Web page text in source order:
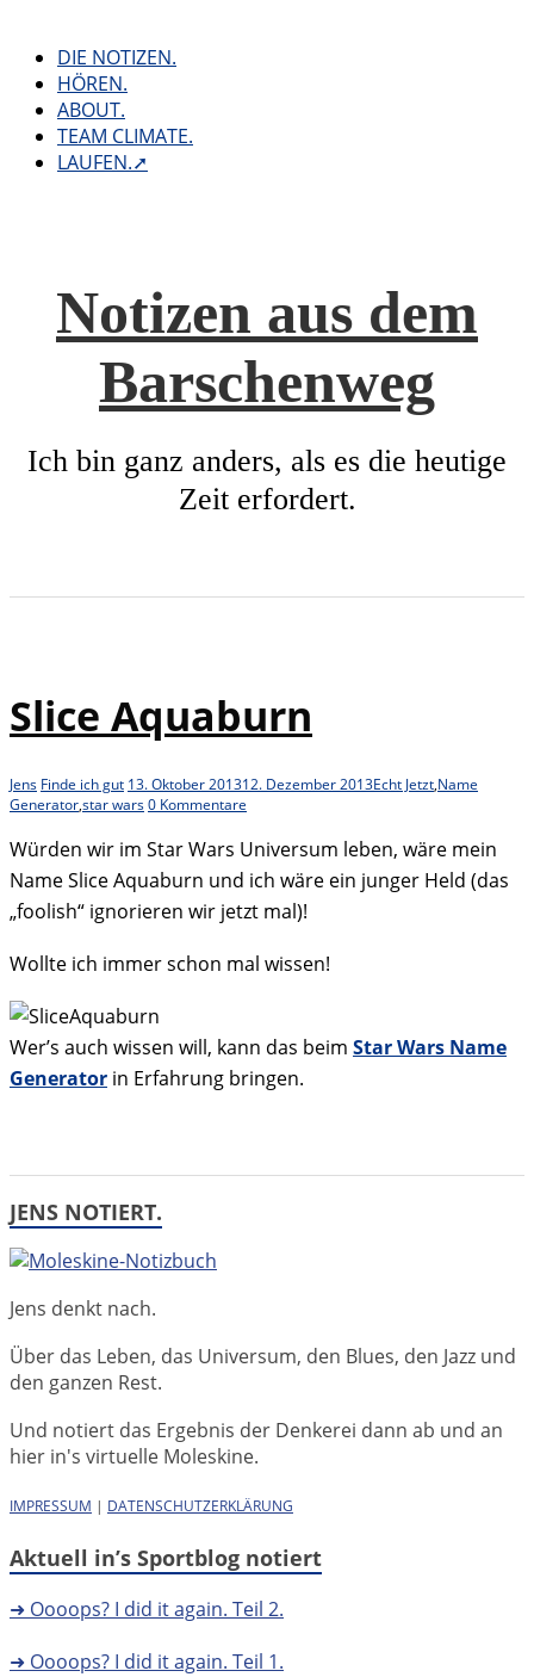
contentDIE NOTIZEN.
HÖREN.
ABOUT.
TEAM CLIMATE.
LAUFEN.➚
Notizen aus dem
Barschenweg
Ich bin ganz anders, als es die heutige
Zeit erfordert.
Slice Aquaburn
Jens Finde ich gut 13. Oktober 201312. Dezember 2013Echt Jetzt,Name
Generator,star wars0 Kommentare
Würden wir im Star Wars Universum leben, wäre mein
Name Slice Aquaburn und ich wäre ein junger Held (das
„foolish“ ignorieren wir jetzt mal)!
Wollte ich immer schon mal wissen!
Wer’s auch wissen will, kann das beim Star Wars Name
Generator in Erfahrung bringen.
JENS NOTIERT.
Jens denkt nach.
Über das Leben, das Universum, den Blues, den Jazz und
den ganzen Rest.
Und notiert das Ergebnis der Denkerei dann ab und an
hier in's virtuelle Moleskine.
IMPRESSUM | DATENSCHUTZERKLÄRUNG
Aktuell in’s Sportblog notiert
➜ Oooops? I did it again. Teil 2.
➜ Oooops? I did it again. Teil 1.